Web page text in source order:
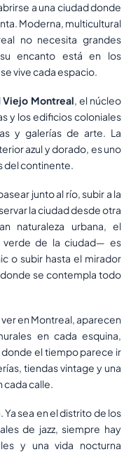
a una ciudad donde
Moderna, multicultural
no necesita grandes
encanto está en los
vive cada espacio.
Viejo Montreal, el núcleo
y los edificios coloniales
y galerías de arte. La
azul y dorado, es uno
del continente.
junto al río, subir a la
la ciudad desde otra
naturaleza urbana, el
de la ciudad— es
o subir hasta el mirador
se contempla todo
en Montreal, aparecen
en cada esquina,
el tiempo parece ir
tiendas vintage y una
cada calle.
sea en el distrito de los
de jazz, siempre hay
y una vida nocturna